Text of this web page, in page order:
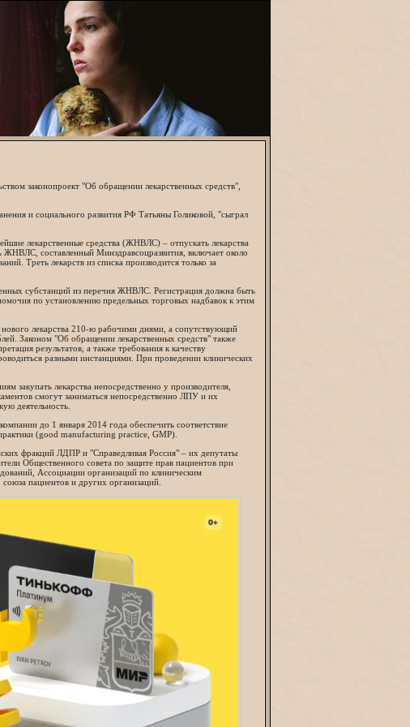
законопроект "Об обращении лекарственных средств",
и социального развития РФ Татьяны Голиковой, "сыграл
лекарственные средства (ЖНВЛС) – отпускать лекарства
составленный Минздравсоцразвития, включает около
Треть лекарств из списка производится только за
субстанций из перечня ЖНВЛС. Регистрация должна быть
по установлению предельных торговых надбавок к этим
лекарства 210-ю рабочими днями, а сопутствующий
Законом "Об обращении лекарственных средств" также
результатов, а также требования к качеству
разными инстанциями. При проведении клинических
закупать лекарства непосредственно у производителя,
смогут заниматься непосредственно ЛПУ и их
деятельность.
до 1 января 2014 года обеспечить соответствие
(good manufacturing practice, GMP).
фракций ЛДПР и "Справедливая Россия" – их депутаты
Общественного совета по защите прав пациентов при
Ассоциации организаций по клиническим
пациентов и других организаций.